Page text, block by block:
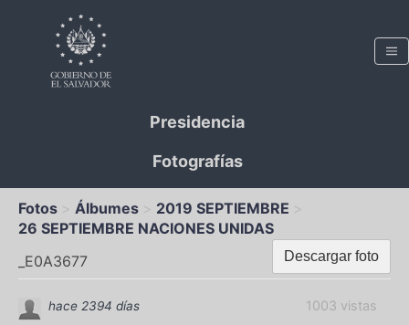
Presidencia
Fotografías
Fotos Álbumes
2019 SEPTIEMBRE
26 SEPTIEMBRE NACIONES UNIDAS
Descargar foto
_E0A3677
1003 vistas
hace 2394 días